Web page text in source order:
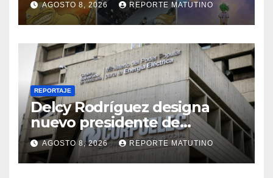
AGOSTO 8, 2026 REPORTE MATUTINO
REPORTAJE
Delcy Rodríguez designa
nuevo presidente de
Corpoelec y nuevo
viceministro de Servicios
Eléctricos
AGOSTO 8, 2026 REPORTE MATUTINO